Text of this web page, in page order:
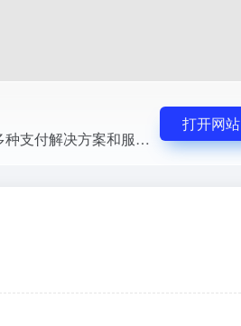
VNPAY是越南领先的二维码支付公司，提供多种支付解决方案和服务。
打开网站